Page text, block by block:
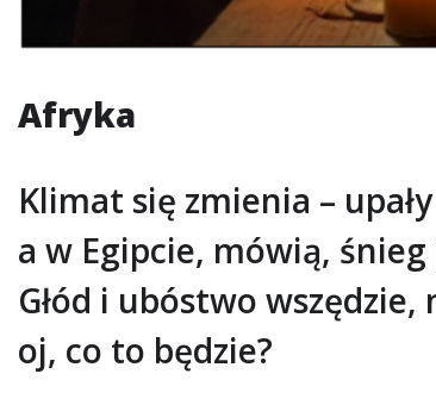
Afryka
Klimat się zmienia –
a w Egipcie, mówią,
Głód i ubóstwo wszędzie,
oj, co to będzie?